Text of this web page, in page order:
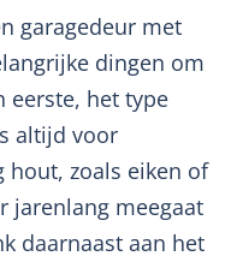
garagedeur met
dingen om
eerste, het type
altijd voor
hout, zoals eiken of
jarenlang meegaat
daarnaast aan het